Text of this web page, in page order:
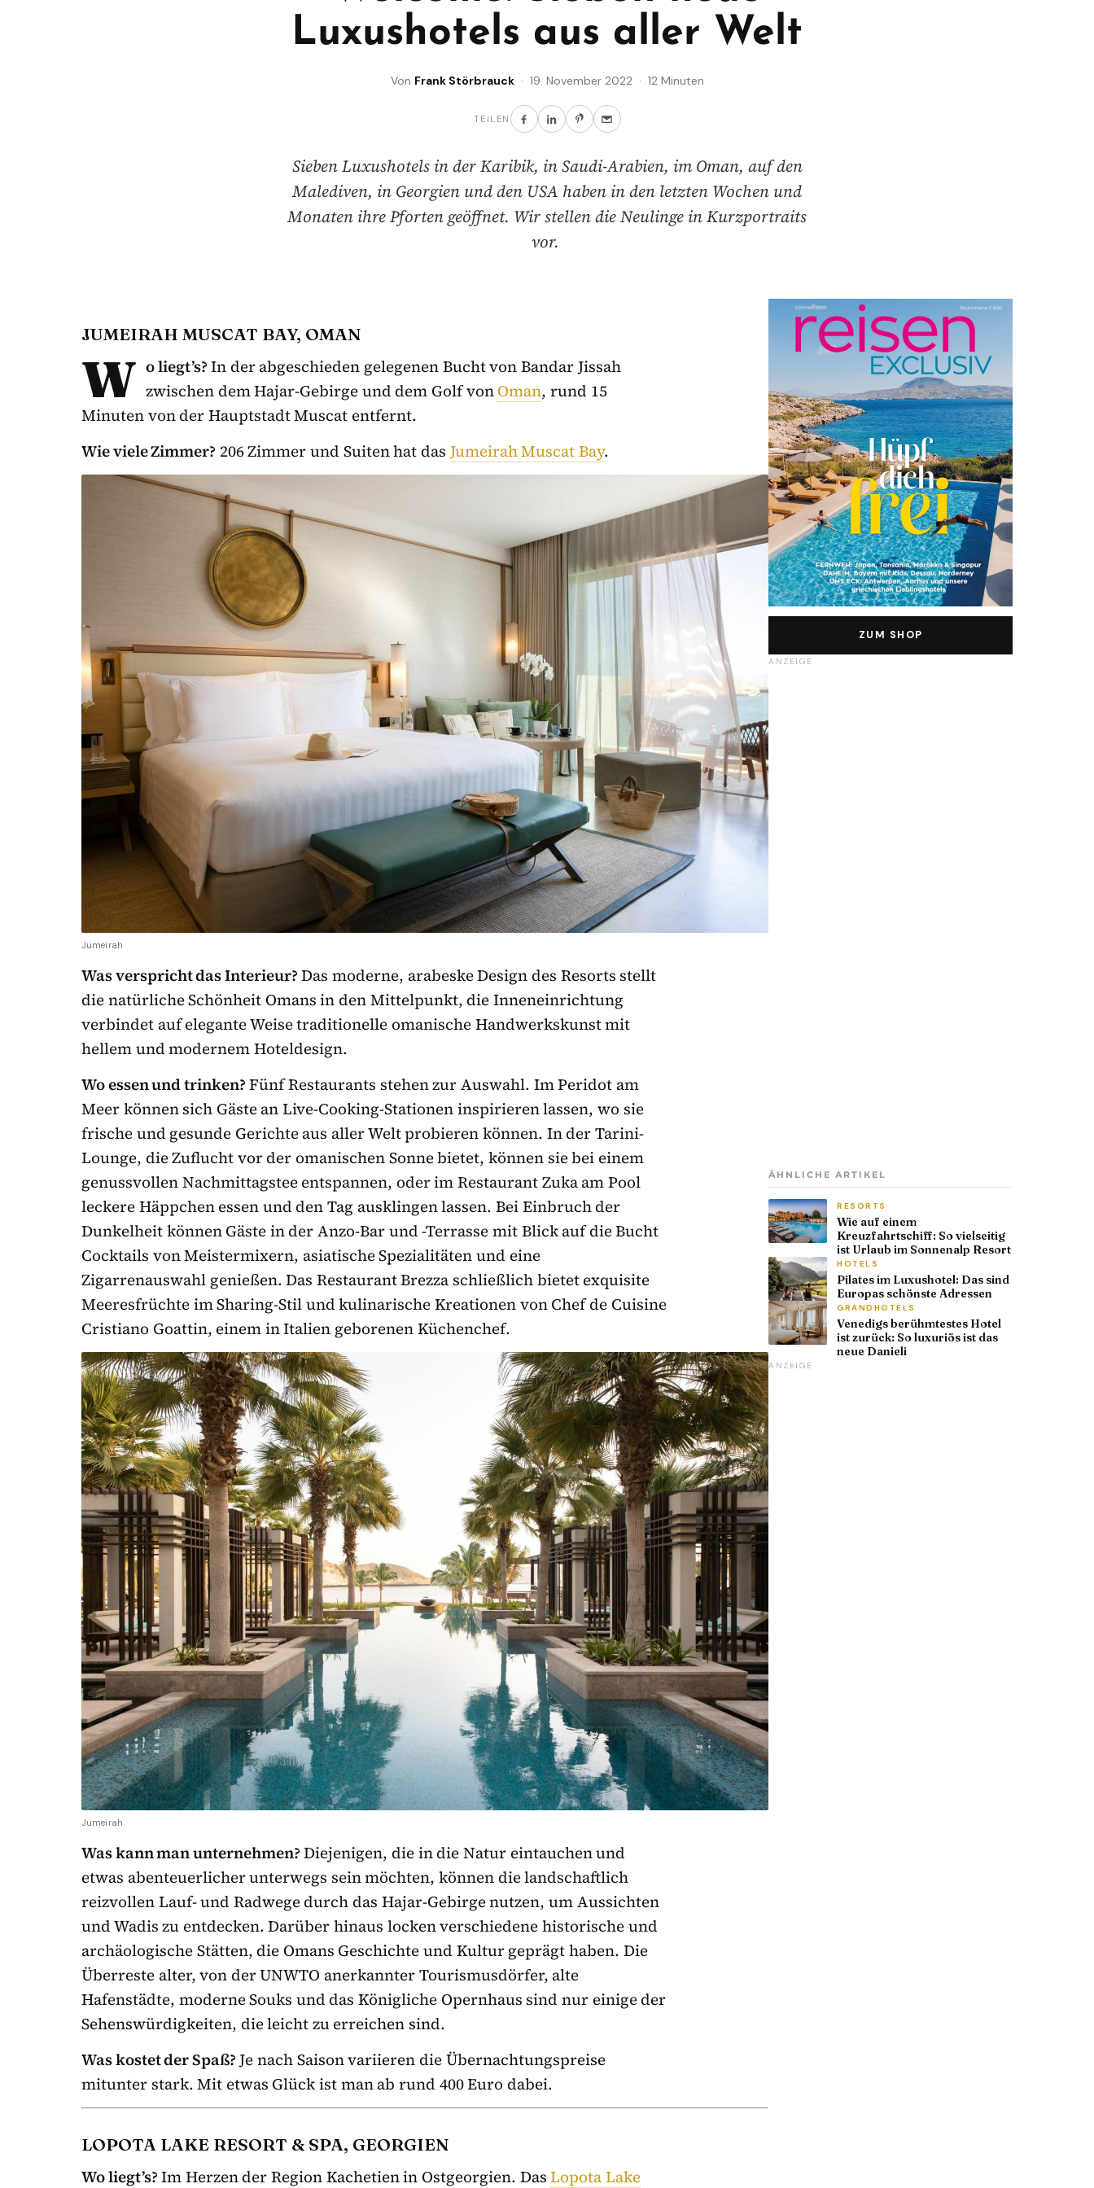
Luxushotels aus aller Welt
Von Frank Störbrauck· 19. November 2022 · 12 Minuten
TEILEN
Sieben Luxushotels in der Karibik, in Saudi-Arabien, im Oman, auf den
Malediven, in Georgien und den USA haben in den letzten Wochen und
Monaten ihre Pforten geöffnet. Wir stellen die Neulinge in Kurzportraits
vor.
JUMEIRAH MUSCAT BAY, OMAN
W o liegt’s?In der abgeschieden gelegenen Bucht von Bandar Jissah
zwischen dem Hajar-Gebirge und dem Golf vonOman, rund 15
Minuten von der Hauptstadt Muscat entfernt.
Wie viele Zimmer? 206 Zimmer und Suiten hat das Jumeirah Muscat Bay.
Jumeirah
Was verspricht das Interieur?Das moderne, arabeske Design des Resorts stellt
die natürliche Schönheit Omans in den Mittelpunkt, die Inneneinrichtung
verbindet auf elegante Weise traditionelle omanische Handwerkskunst mit
hellem und modernem Hoteldesign.
Wo essen und trinken?Fünf Restaurants stehen zur Auswahl. Im Peridot am
Meer können sich Gäste an Live-Cooking-Stationen inspirieren lassen, wo sie
frische und gesunde Gerichte aus aller Welt probieren können. In der Tarini-
Lounge, die Zuflucht vor der omanischen Sonne bietet, können sie bei einem
genussvollen Nachmittagstee entspannen, oder im Restaurant Zuka am Pool
leckere Häppchen essen und den Tag ausklingen lassen. Bei Einbruch der
Dunkelheit können Gäste in der Anzo-Bar und -Terrasse mit Blick auf die Bucht
Cocktails von Meistermixern, asiatische Spezialitäten und eine
Zigarrenauswahl genießen. Das Restaurant Brezza schließlich bietet exquisite
Meeresfrüchte im Sharing-Stil und kulinarische Kreationen von Chef de Cuisine
Cristiano Goattin, einem in Italien geborenen Küchenchef.
Jumeirah
Was kann man unternehmen?Diejenigen, die in die Natur eintauchen und
etwas abenteuerlicher unterwegs sein möchten, können die landschaftlich
reizvollen Lauf- und Radwege durch das Hajar-Gebirge nutzen, um Aussichten
und Wadis zu entdecken. Darüber hinaus locken verschiedene historische und
archäologische Stätten, die Omans Geschichte und Kultur geprägt haben. Die
Überreste alter, von der UNWTO anerkannter Tourismusdörfer, alte
Hafenstädte, moderne Souks und das Königliche Opernhaus sind nur einige der
Sehenswürdigkeiten, die leicht zu erreichen sind.
Was kostet der Spaß?Je nach Saison variieren die Übernachtungspreise
mitunter stark. Mit etwas Glück ist man ab rund 400 Euro dabei.
LOPOTA LAKE RESORT & SPA, GEORGIEN
Wo liegt’s?Im Herzen der Region Kachetien in Ostgeorgien. DasLopota Lake
ZUM SHOP
ANZEIGE
ÄHNLICHE ARTIKEL
RESORTS
Wie auf einem
Kreuzfahrtschiff: So vielseitig
ist Urlaub im Sonnenalp Resort
HOTELS
Pilates im Luxushotel: Das sind
Europas schönste Adressen
GRANDHOTELS
Venedigs berühmtestes Hotel
ist zurück: So luxuriös ist das
neue Danieli
ANZEIGE